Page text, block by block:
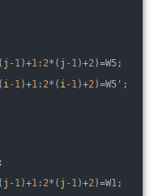
j -1 )+1 : 2*( j -1 )+2 )=W5;
i -1 )+1 : 2*( i -1 )+2 )=W5';
j -1 )+1 : 2*( j -1 )+2 )=W1;